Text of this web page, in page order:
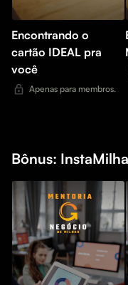
Encontrando o
cartão IDEAL pra
você
Apenas para membros.
Bônus: